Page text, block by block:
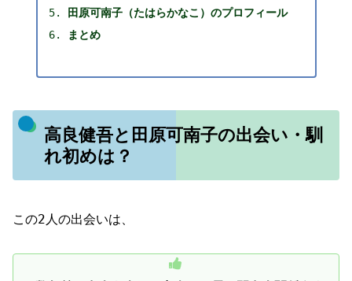
田原可南子（たはらかなこ）のプロフィール
まとめ
高良健吾と田原可南子の出会い・馴
れ初めは？
この2人の出会いは、